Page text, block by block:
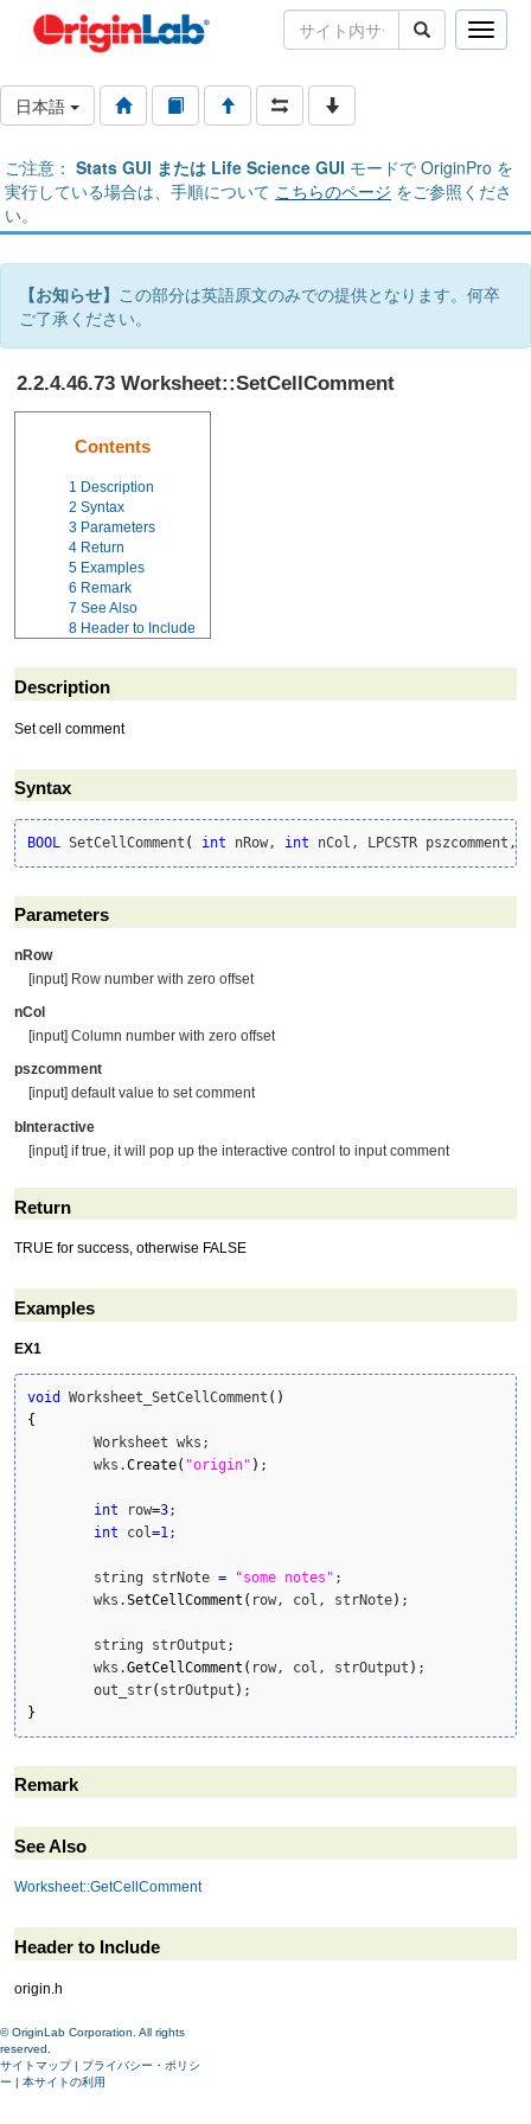
Toggle
日本語
ご注意： Stats GUI または Life Science GUI モードで OriginPro を
実行している場合は、手順について こちらのページ をご参照くださ
い。
【お知らせ】 この部分は英語原文のみでの提供となります。何卒
ご了承ください。
2.2.4.46.73 Worksheet::SetCellComment
Contents
1 Description
2 Syntax
3 Parameters
4 Return
5 Examples
6 Remark
7 See Also
8 Header to Include
Description
Set cell comment
Syntax
BOOL SetCellComment ( int nRow, int nCol, LPCSTR pszcomment,
Parameters
nRow
[input] Row number with zero offset
nCol
[input] Column number with zero offset
pszcomment
[input] default value to set comment
bInteractive
[input] if true, it will pop up the interactive control to input comment
Return
TRUE for success, otherwise FALSE
Examples
EX1
void Worksheet_SetCellComment ( )
{
	wks.
Create( "origin" ) ;
int row=3;
int col =1 ;
	string strNote
= "some notes" ;
	wks.
SetCellComment ( row, col, strNote) ;
	wks.
GetCellComment ( row, col, strOutput ) ;
	out_str
( strOutput )
}
Remark
See Also
Worksheet::GetCellComment
Header to Include
origin.h
© OriginLab Corporation. All rights
reserved.
サイトマップ| プライバシー・ポリシ
ー | 本サイトの利用